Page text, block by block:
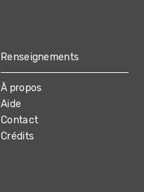
Renseignements
À propos
Aide
Contact
Crédits